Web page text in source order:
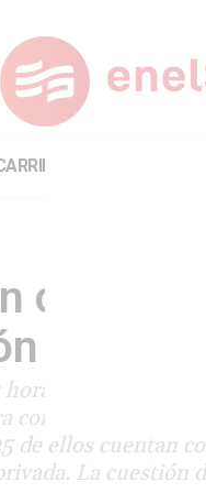
cada
del
de demora
concesionado.
de ellos cuentan
La